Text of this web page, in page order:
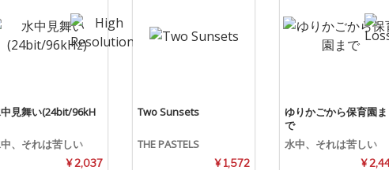
見舞い(24bit/96kH
、それは苦しい
¥ 2,037
Two Sunsets
THE PASTELS
¥ 1,572
ゆりかごから保育園ま
で
水中、それは苦しい
¥